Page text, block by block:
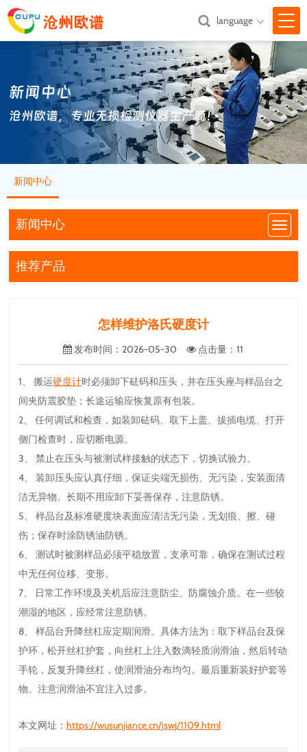
网站首页
关于我们 
产品中心 
新闻中心 
技术支持
汇款方式
联系我们
language 
新闻中心
沧州欧谱，专业无损检测仪器生产商！
新闻中心
新闻中心
推荐产品
怎样维护洛氏硬度计
发布时间 ：2026-05-30 点击量 ：11
1、 搬运硬度计时必须卸下砝码和压头，并在压头座与样品台之
间夹防震胶垫；长途运输应恢复原有包装。
2、 任何调试和检查，如装卸砝码、取下上盖、拔插电缆、打开
侧门检查时，应切断电源。
3、 禁止在压头与被测试样接触的状态下，切换试验力。
4、 装卸压头应认真仔细，保证尖端无损伤、无污染，安装面清
洁无异物。长期不用应卸下妥善保存，注意防锈。
5、 样品台及标准硬度块表面应清洁无污染，无划痕、擦、碰
伤；保存时涂防锈油防锈。
6、 测试时被测样品必须平稳放置，支承可靠，确保在测试过程
中无任何位移、变形。
7、 日常工作环境及关机后应注意防尘、防腐蚀介质。在一些较
潮湿的地区，应经常注意防锈。
8、 样品台升降丝杠应定期润滑。具体方法为：取下样品台及保
护环，松开丝杠护套，向丝杠上注入数滴轻质润滑油，然后转动
手轮，反复升降丝杠，使润滑油分布均匀。最后重新装好护套等
物。注意润滑油不宜注入过多。
本文网址：https://wusunjiance.cn/jswj/1109.html